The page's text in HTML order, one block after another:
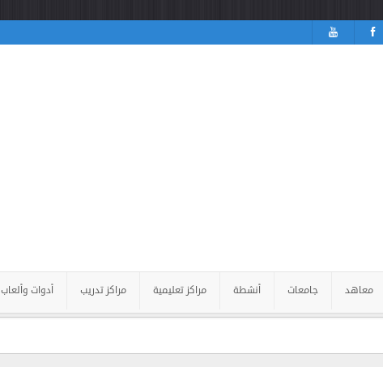
معاهد جامعات أنشطة مراكز تعليمية مراكز تدريب أدوات وألعاب